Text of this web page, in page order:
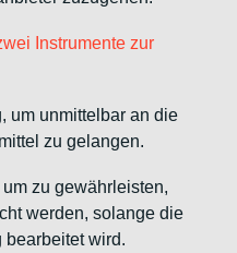
Instrumente zur
um unmittelbar an die
zu gelangen.
zu gewährleisten,
werden, solange die
bearbeitet wird.